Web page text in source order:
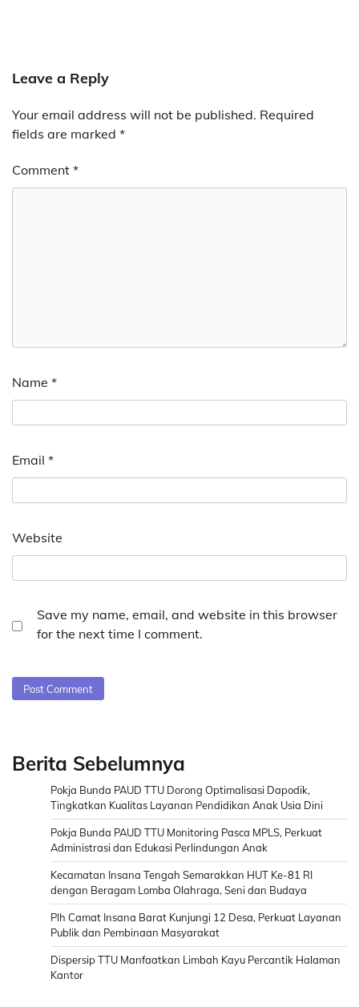
Leave a Reply
Your email address will not be published. Required
fields are marked *
Comment *
Name *
Email *
Website
Save my name, email, and website in this browser
for the next time I comment.
Berita Sebelumnya
Pokja Bunda PAUD TTU Dorong Optimalisasi Dapodik,
Tingkatkan Kualitas Layanan Pendidikan Anak Usia Dini
Pokja Bunda PAUD TTU Monitoring Pasca MPLS, Perkuat
Administrasi dan Edukasi Perlindungan Anak
Kecamatan Insana Tengah Semarakkan HUT Ke-81 RI
dengan Beragam Lomba Olahraga, Seni dan Budaya
Plh Camat Insana Barat Kunjungi 12 Desa, Perkuat Layanan
Publik dan Pembinaan Masyarakat
Dispersip TTU Manfaatkan Limbah Kayu Percantik Halaman
Kantor